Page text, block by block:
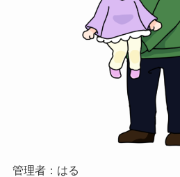
管理者：はる